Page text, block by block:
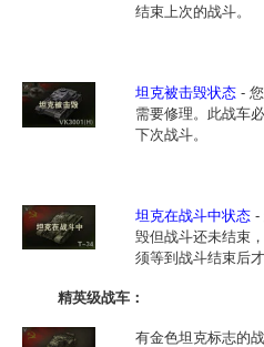
结束上次的战斗。
坦克被击毁状态 -
需要修理。此战车
下次战斗。
坦克在战斗中状态 -
毁但战斗还未结束
须等到战斗结束后
精英级战车：
有金色坦克标志的